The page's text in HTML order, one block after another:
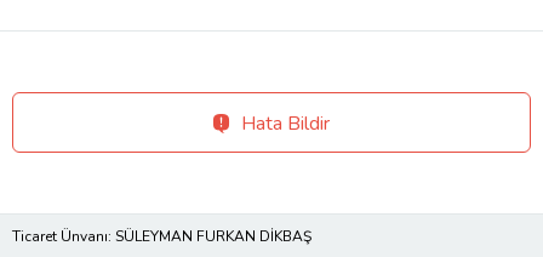
Hata Bildir
Ticaret Ünvanı: SÜLEYMAN FURKAN DİKBAŞ